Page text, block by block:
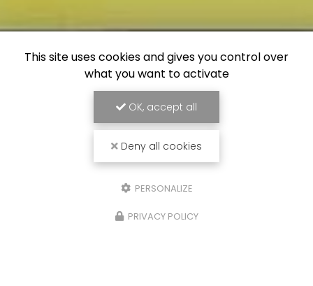
This site uses cookies and gives you control over
what you want to activate
OK, accept all
Deny all cookies
PERSONALIZE
PRIVACY POLICY